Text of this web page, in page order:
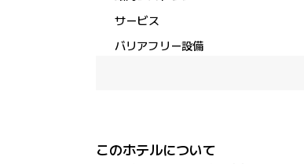
サービス
バリアフリー設備
このホテルについて